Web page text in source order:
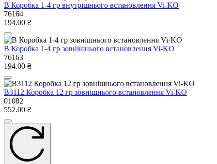
В Коробка 1-4 гр внутрішнього встановлення Vi-KO
76164
194.00 ₴
В Коробка 1-4 гр зовнішнього встановлення Vi-KO
76163
194.00 ₴
В3112 Коробка 12 гр зовнішнього встановлення Vi-KO
01082
552.00 ₴